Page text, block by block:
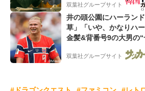
双葉社グループサイト
井の頭公園にハーラン
草」「いや、かなりハ
金髪&背番号9の大男の
ー”映像が話題!「元気を
双葉社グループサイト